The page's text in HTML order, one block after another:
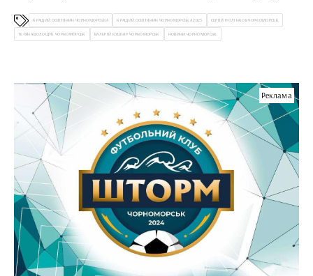
працюватимуть нові служби
КРАЩИЙ ОСВІТЯНИН ЧОРНОМОРСЬКА КРАЩИЙ ОСВІТЯНИН ЧОРНОМОРСЬКА 2023 СЕРГІЙ ПОЛІНКОВ ЧОРНОМОРСЬК
ТЕТЯНА ВОЛОЩУК ЧОРНОМОРСЬК ВАЛЕРІЙ КУШНІР ЧОРНОМОРСЬК НОВИНИ ЧОРНОМОРСЬК
Реклама